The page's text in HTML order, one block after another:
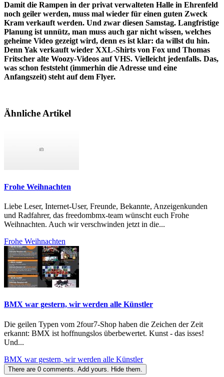
Damit die Rampen in der privat verwalteten Halle in Ehrenfeld
noch geiler werden, muss mal wieder für einen guten Zweck
Kram verkauft werden. Und zwar diesen Samstag. Langfristige
Planung ist unnütz, man muss auch gar nicht wissen, welches
geheime Video gezeigt wird, denn es ist klar: da willst du hin.
Denn Yak verkauft wieder XXL-Shirts von Fox und Thomas
Fritscher alte Woozy-Videos auf VHS. Vielleicht jedenfalls. Das,
was schon feststeht (immerhin die Adresse und eine
Anfangszeit) steht auf dem Flyer.
Ähnliche Artikel
Frohe Weihnachten
Liebe Leser, Internet-User, Freunde, Bekannte, Anzeigenkunden
und Radfahrer, das freedombmx-team wünscht euch Frohe
Weihnachten. Auch wir verschwinden jetzt in die...
Frohe Weihnachten
BMX war gestern, wir werden alle Künstler
Die geilen Typen vom 2four7-Shop haben die Zeichen der Zeit
erkannt: BMX ist hoffnungslos überbewertet. Kunst - das isses!
Und...
BMX war gestern, wir werden alle Künstler
There are 0 comments. Add yours. Hide them.